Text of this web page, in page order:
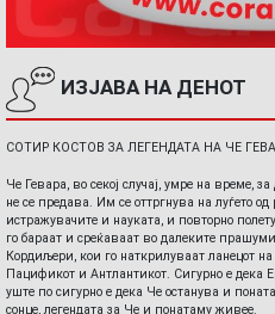
ИЗЈАВА НА ДЕНОТ
СОТИР КОСТОВ ЗА ЛЕГЕНДАТА НА ЧЕ
Че Гевара, во секој случај, умре на време,
не се предава. Им се оттргнува на луѓето
истражувачите и науката, и повторно
го бараат и среќаваат во далеките
Кордиљери, кои го наткрилуваат ланецот
Пацификот и Антлантикот. Сигурно е дека
уште по сигурно е дека Че останува и
сонце, легендата за Че и понатаму живее.